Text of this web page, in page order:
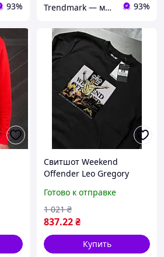
93% Trendmark — магазин трендовой одежды 93%
Свитшот Weekend
Offender Leo Gregory
Оффендер Лео Грегори
Готово к отправке
837.22₴
1 021 ₴
Купить